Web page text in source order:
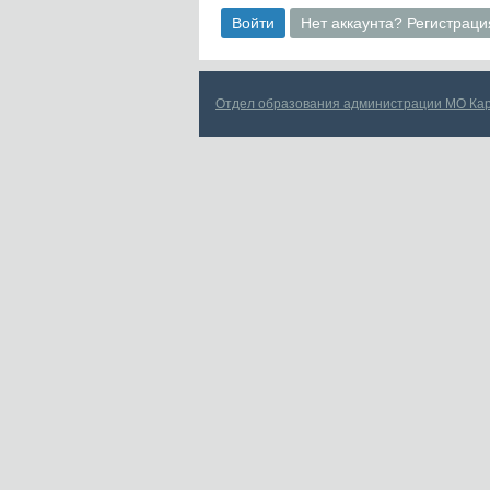
Войти Нет аккаунта?
Отдел образования администрации МО